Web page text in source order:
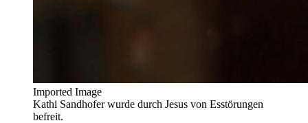
Imported Image
Kathi Sandhofer wurde durch Jesus von Esstörungen
befreit.